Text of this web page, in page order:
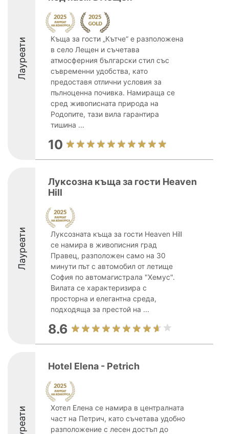
Лауреати
Къща за гости „Кътче“ е разположена
в село Лещен и съчетава
атмосферния български стил със
съвременни удобства, като
предоставя отлични условия за
пълноценна почивка. Намираща се
сред живописната природа на
Родопите, тази вила гарантира
тишина ...
10
Лауреати
Луксозна къща за гости Heaven
Hill
Луксозната къща за гости Heaven Hill
се намира в живописния град
Правец, разположен само на 30
минути път с автомобил от летище
София по автомагистрала "Хемус".
Вилата се характеризира с
просторна и елегантна среда,
подходяща за престой на ...
8.6
Hotel Elena - Petrich
Хотел Елена се намира в централната
част на Петрич, като съчетава удобно
разположение с лесен достъп до